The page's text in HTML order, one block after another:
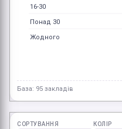
16-30
Понад 30
Жодного
База: 95 закладів
СОРТУВАННЯ КОЛІР